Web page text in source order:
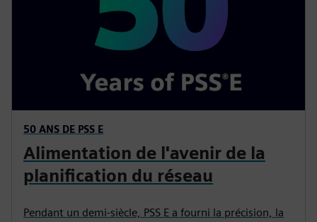
50 ANS DE PSS E
Alimentation de l'avenir de la
planification du réseau
Pendant un demi-siècle, PSS E a fourni la précision, la